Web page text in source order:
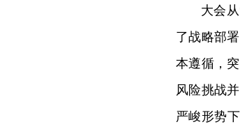
大会
了战略部
本遵循，
风险挑战
严峻形势